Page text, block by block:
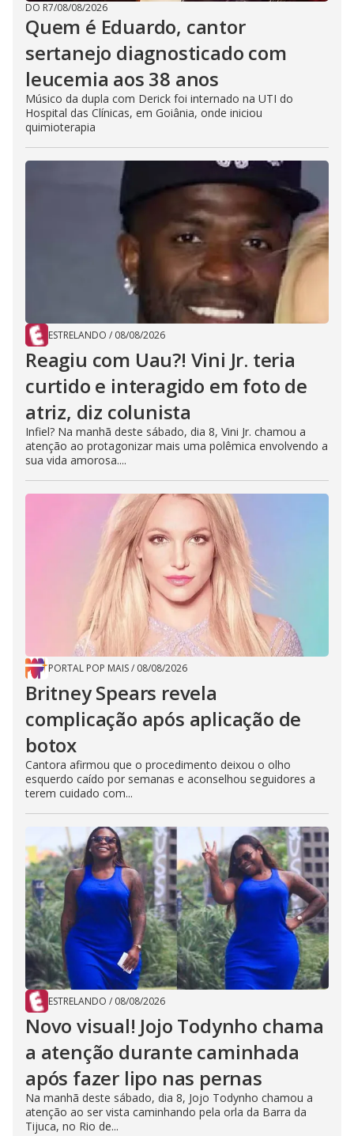
DO R7/08/08/2026
Quem é Eduardo, cantor
sertanejo diagnosticado com
leucemia aos 38 anos
Músico da dupla com Derick foi internado na UTI do
Hospital das Clínicas, em Goiânia, onde iniciou
quimioterapia
ESTRELANDO / 08/08/2026
Reagiu com Uau?! Vini Jr. teria
curtido e interagido em foto de
atriz, diz colunista
Infiel? Na manhã deste sábado, dia 8, Vini Jr. chamou a
atenção ao protagonizar mais uma polêmica envolvendo a
sua vida amorosa....
PORTAL POP MAIS/ 08/08/2026
Britney Spears revela
complicação após aplicação de
botox
Cantora afirmou que o procedimento deixou o olho
esquerdo caído por semanas e aconselhou seguidores a
terem cuidado com...
ESTRELANDO / 08/08/2026
Novo visual! Jojo Todynho chama
a atenção durante caminhada
após fazer lipo nas pernas
Na manhã deste sábado, dia 8, Jojo Todynho chamou a
atenção ao ser vista caminhando pela orla da Barra da
Tijuca, no Rio de...